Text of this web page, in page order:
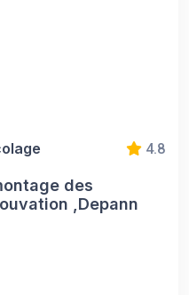
4.8
des
,Depann